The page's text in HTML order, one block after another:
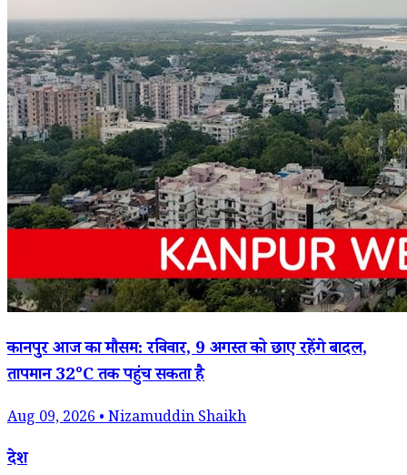
कानपुर आज का मौसम: रविवार, 9 अगस्त को छाए रहेंगे बादल,
तापमान 32°C तक पहुंच सकता है
Aug 09, 2026 • Nizamuddin Shaikh
देश